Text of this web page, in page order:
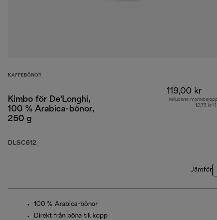
KAFFEBÖNOR
Kimbo för De'Longhi,
100 % Arabica-bönor,
250 g
DLSC612
119,00 kr
Inkluderat
12,75 kr
Jämför
100 % Arabica-bönor
Direkt från böna till kopp